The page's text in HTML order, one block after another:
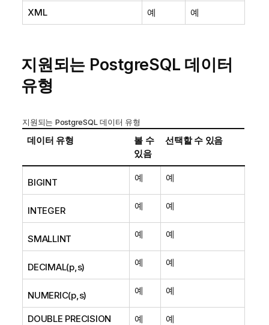
XML 예 예
지원되는 PostgreSQL 데이터
유형
지원되는 PostgreSQL 데이터 유형
데이터 유형
볼 수
있음
선택할 수 있음
BIGINT 예 예
INTEGER 예 예
SMALLINT 예 예
DECIMAL(p,s) 예 예
NUMERIC(p,s) 예 예
DOUBLE PRECISION 예 예